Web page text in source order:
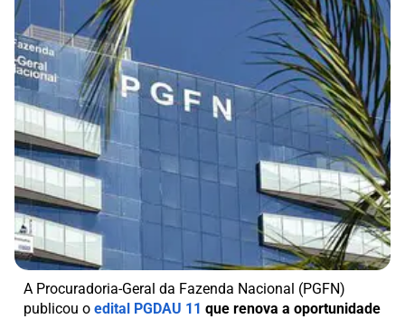
A Procuradoria-Geral da Fazenda Nacional (PGFN)
publicou o edital PGDAU 11 que renova a oportunidade